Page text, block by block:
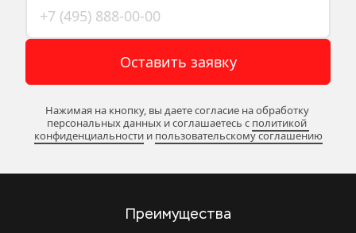
Оставить заявку
Нажимая на кнопку, вы даете согласие на обработку
персональных данных и соглашаетесь c политикой
конфиденциальности и пользовательскому соглашению
Преимущества